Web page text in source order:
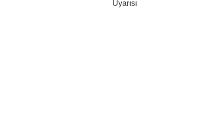
Uyarısı